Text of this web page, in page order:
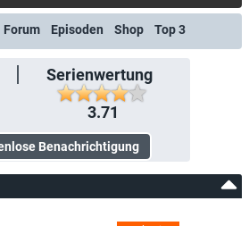
Forum Episoden Shop Top 3
Serienwertung
3.71